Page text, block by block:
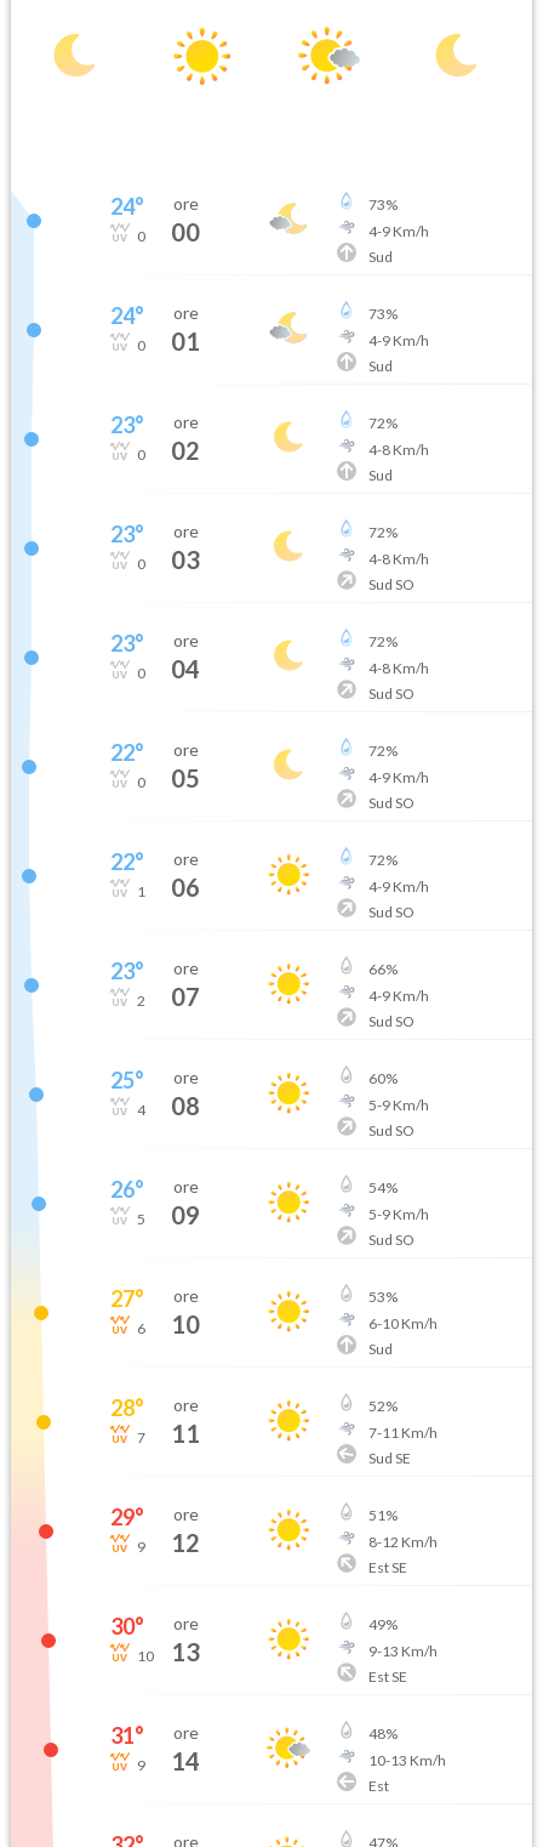
24°
0
ore
00
73%
4-9Km/h
Sud
24°
0
ore
01
73%
4-9Km/h
Sud
23°
0
ore
02
72%
4-8Km/h
Sud
23°
0
ore
03
72%
4-8Km/h
Sud SO
23°
0
ore
04
72%
4-8Km/h
Sud SO
22°
0
ore
05
72%
4-9Km/h
Sud SO
22°
1
ore
06
72%
4-9Km/h
Sud SO
23°
2
ore
07
66%
4-9Km/h
Sud SO
25°
4
ore
08
60%
5-9Km/h
Sud SO
26°
5
ore
09
54%
5-9Km/h
Sud SO
27°
6
ore
10
53%
6-10Km/h
Sud
28°
7
ore
11
52%
7-11 Km/h
Sud SE
29°
9
ore
12
51%
8-12 Km/h
Est SE
30°
10
ore
13
49%
9-13 Km/h
Est SE
31°
9
ore
14
48%
10-13 Km/h
Est
ore 47%